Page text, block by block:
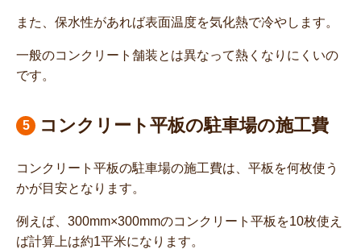
また、保水性があれば表面温度を気化熱で冷やします。
一般のコンクリート舗装とは異なって熱くなりにくいの
です。
コンクリート平板の駐車場の施工費
コンクリート平板の駐車場の施工費は、平板を何枚使う
かが目安となります。
例えば、300mm×300mmのコンクリート平板を10枚使え
ば計算上は約1平米になります。